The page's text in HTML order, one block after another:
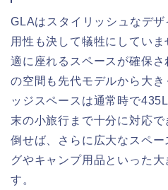
GLAはスタイリッシュなデ
用性も決して犠牲にしてい
適に座れるスペースが確保さ
の空間も先代モデルから大
ッジスペースは通常時で
末の小旅行まで十分に対応
倒せば、さらに広大なスペ
グやキャンプ用品といった
す。